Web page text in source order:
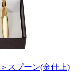
スプーン(金仕上)